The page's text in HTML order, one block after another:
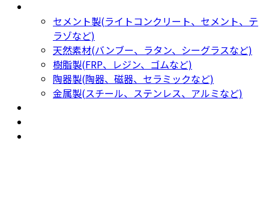
セメント製(ライトコンクリート、セメント、テ
ラゾなど)
天然素材(バンブー、ラタン、シーグラスなど)
樹脂製(FRP、レジン、ゴムなど)
陶器製(陶器、磁器、セラミックなど)
金属製(スチール、ステンレス、アルミなど)